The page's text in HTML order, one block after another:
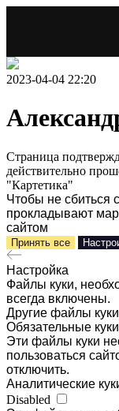
2023-04-04 22:20
Страница
действительно
"Картетика"
Чтобы не сбиться
прокладывают
сайтом
Принять все
Настройка
Файлы куки,
всегда включены.
Другие файлы
Обязательные куки
Эти файлы куки
пользоваться
отключить.
Аналитические
Disabled